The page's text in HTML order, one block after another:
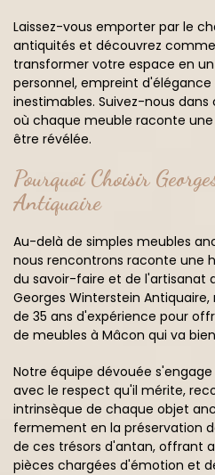
Laissez-vous emporter par le
antiquités et découvrez
transformer votre espace en
personnel, empreint d'élégance
inestimables. Suivez-nous
où chaque meuble raconte
être révélée.
Pourquoi Choisir
Antiquaire
Au-delà de simples meubles
nous rencontrons raconte une
du savoir-faire et de l'artisanat
Georges Winterstein
de 35 ans d'expérience pour
de meubles à Mâcon qui va
Notre équipe dévouée
avec le respect qu'il mérite,
intrinsèque de chaque objet
fermement en la préservation
de ces trésors d'antan, offrant
pièces chargées d'émotion et